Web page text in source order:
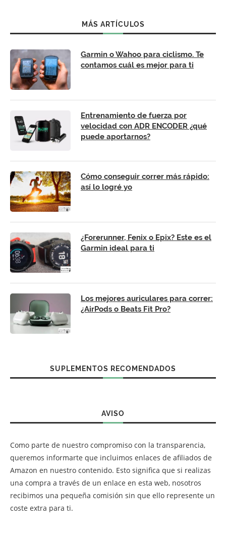
MÁS ARTÍCULOS
Garmin o Wahoo para ciclismo. Te
contamos cuál es mejor para ti
Entrenamiento de fuerza por
velocidad con ADR ENCODER ¿qué
puede aportarnos?
Cómo conseguir correr más rápido:
así lo logré yo
¿Forerunner, Fenix o Epix? Este es el
Garmin ideal para ti
Los mejores auriculares para correr:
¿AirPods o Beats Fit Pro?
SUPLEMENTOS RECOMENDADOS
AVISO
Como parte de nuestro compromiso con la transparencia,
queremos informarte que incluimos enlaces de afiliados de
Amazon en nuestro contenido. Esto significa que si realizas
una compra a través de un enlace en esta web, nosotros
recibimos una pequeña comisión sin que ello represente un
coste extra para ti.